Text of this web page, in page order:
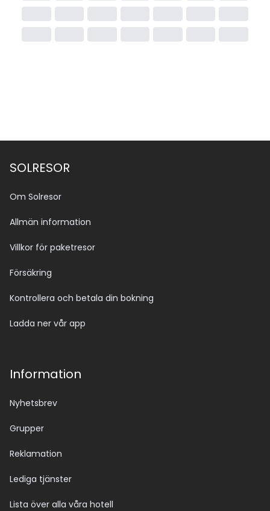
SOLRESOR
Om Solresor
Allmän information
Villkor för paketresor
Försäkring
Kontrollera och betala din bokning
Ladda ner vår app
Information
Nyhetsbrev
Grupper
Reklamation
Lediga tjänster
Lista över alla våra hotell